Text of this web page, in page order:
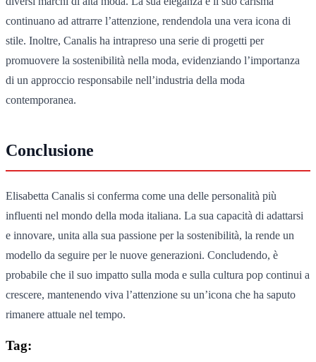
continuano ad attrarre l’attenzione, rendendola una vera icona di
stile. Inoltre, Canalis ha intrapreso una serie di progetti per
promuovere la sostenibilità nella moda, evidenziando l’importanza
di un approccio responsabile nell’industria della moda
contemporanea.
Conclusione
Elisabetta Canalis si conferma come una delle personalità più
influenti nel mondo della moda italiana. La sua capacità di adattarsi
e innovare, unita alla sua passione per la sostenibilità, la rende un
modello da seguire per le nuove generazioni. Concludendo, è
probabile che il suo impatto sulla moda e sulla cultura pop continui a
crescere, mantenendo viva l’attenzione su un’icona che ha saputo
rimanere attuale nel tempo.
Tag: